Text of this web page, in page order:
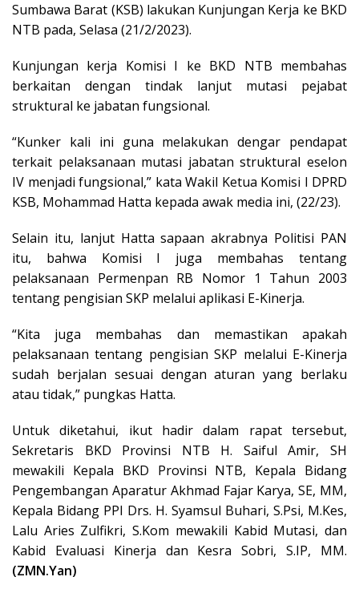
Sumbawa Barat (KSB) lakukan Kunjungan Kerja ke BKD
NTB pada, Selasa (21/2/2023).
Kunjungan kerja Komisi I ke BKD NTB membahas
berkaitan dengan tindak lanjut mutasi pejabat
struktural ke jabatan fungsional.
“Kunker kali ini guna melakukan dengar pendapat
terkait pelaksanaan mutasi jabatan struktural eselon
IV menjadi fungsional,” kata Wakil Ketua Komisi I DPRD
KSB, Mohammad Hatta kepada awak media ini, (22/23).
Selain itu, lanjut Hatta sapaan akrabnya Politisi PAN
itu, bahwa Komisi I juga membahas tentang
pelaksanaan Permenpan RB Nomor 1 Tahun 2003
tentang pengisian SKP melalui aplikasi E-Kinerja.
“Kita juga membahas dan memastikan apakah
pelaksanaan tentang pengisian SKP melalui E-Kinerja
sudah berjalan sesuai dengan aturan yang berlaku
atau tidak,” pungkas Hatta.
Untuk diketahui, ikut hadir dalam rapat tersebut,
Sekretaris BKD Provinsi NTB H. Saiful Amir, SH
mewakili Kepala BKD Provinsi NTB, Kepala Bidang
Pengembangan Aparatur Akhmad Fajar Karya, SE, MM,
Kepala Bidang PPI Drs. H. Syamsul Buhari, S.Psi, M.Kes,
Lalu Aries Zulfikri, S.Kom mewakili Kabid Mutasi, dan
Kabid Evaluasi Kinerja dan Kesra Sobri, S.IP, MM.
(ZMN.Yan)